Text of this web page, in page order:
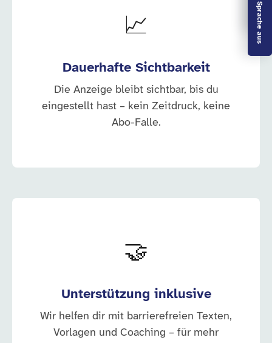
📈
Dauerhafte Sichtbarkeit
Die Anzeige bleibt sichtbar, bis du
eingestellt hast – kein Zeitdruck, keine
Abo-Falle.
🤝
Unterstützung inklusive
Wir helfen dir mit barrierefreien Texten,
Vorlagen und Coaching – für mehr